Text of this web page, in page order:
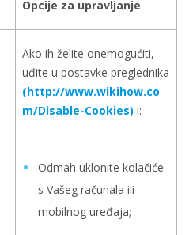
Opcije za upravljanje
Ako ih želite onemogućiti,
uđite u postavke preglednika
(http://www.wikihow.co
m/Disable-Cookies) i:
Odmah uklonite kolačiće
s Vašeg računala ili
mobilnog uređaja;